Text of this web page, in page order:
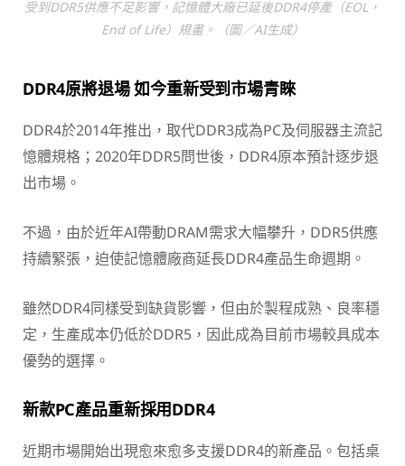
受到DDR5供應不足影響，記憶體大廠已延後DDR4停產（EOL，
End of Life）規畫。（圖／AI生成）
DDR4原將退場 如今重新受到市場青睞
DDR4於2014年推出，取代DDR3成為PC及伺服器主流記
憶體規格；2020年DDR5問世後，DDR4原本預計逐步退
出市場。
不過，由於近年AI帶動DRAM需求大幅攀升，DDR5供應
持續緊張，迫使記憶體廠商延長DDR4產品生命週期。
雖然DDR4同樣受到缺貨影響，但由於製程成熟、良率穩
定，生產成本仍低於DDR5，因此成為目前市場較具成本
優勢的選擇。
新款PC產品重新採用DDR4
近期市場開始出現愈來愈多支援DDR4的新產品。包括桌